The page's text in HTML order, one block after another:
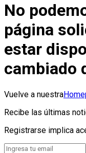
No
página
estar
cambiado
Vuelve a nuestra
Recibe las últimas
Registrarse implica